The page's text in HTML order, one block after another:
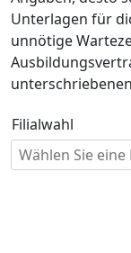
Unterlagen für
unnötige
Filialwahl